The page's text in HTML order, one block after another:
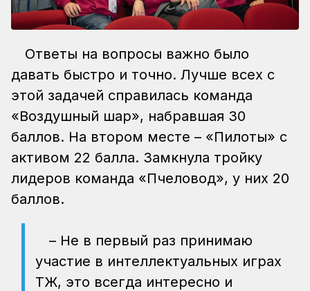
Ответы на вопросы важно было
давать быстро и точно. Лучше всех с
этой задачей справилась команда
«Воздушный шар», набравшая 30
баллов. На втором месте – «Пилоты» с
активом 22 балла. Замкнула тройку
лидеров команда «Пчеловод», у них 20
баллов.
– Не в первый раз принимаю
участие в интеллектуальных играх
ҚТЖ, это всегда интересно и